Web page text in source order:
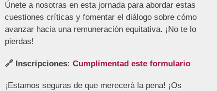
Únete a nosotras en esta jornada para abordar estas
cuestiones críticas y fomentar el diálogo sobre cómo
avanzar hacia una remuneración equitativa. ¡No te lo
pierdas!
🔗 Inscripciones: Cumplimentad este formulario
¡Estamos seguras de que merecerá la pena! ¡Os